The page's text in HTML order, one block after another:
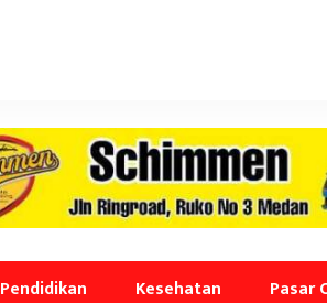
Pendidikan Kesehatan Pasar